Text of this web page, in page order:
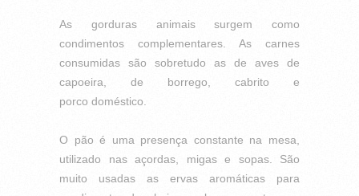
As gorduras animais surgem como
condimentos complementares. As carnes
consumidas são sobretudo as de aves de
capoeira, de borrego, cabrito e
porco doméstico.
O pão é uma presença constante na mesa,
utilizado nas açordas, migas e sopas. São
muito usadas as ervas aromáticas para